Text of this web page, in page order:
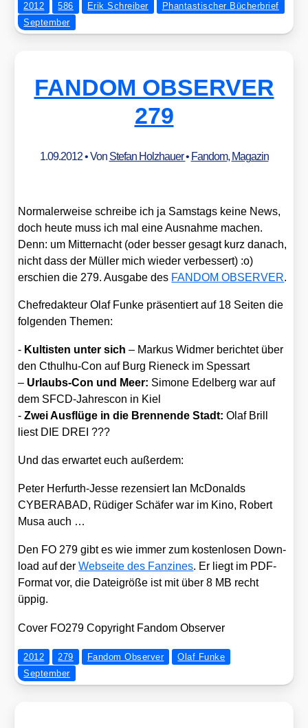
2012 586 Erik Schreiber
Phantastischer Bücherbrief
September
FANDOM OBSERVER
279
1.09.2012• Von Stefan Holzhauer• Fandom, Magazin
Nor­ma­ler­wei­se schrei­be ich ja Sams­tags kei­ne News,
doch heu­te muss ich mal eine Aus­nah­me machen.
Denn: um Mit­ter­nacht (oder bes­ser gesagt kurz danach,
nicht dass der Mül­ler mich wie­der ver­bes­sert) :o)
erschien die 279. Aus­ga­be des FANDOM OBSERVER.
Chef­re­dak­teur Olaf Fun­ke prä­sen­tiert auf 18 Sei­ten die
fol­gen­den The­men:
- Kul­tis­ten unter sich – Mar­kus Wid­mer berich­tet über
den Cthul­hu-Con auf Burg Rieneck im Spes­sart
– Urlaubs-Con und Meer: Simo­ne Edel­berg war auf
dem SFCD-Jah­res­con in Kiel
- Zwei Aus­flü­ge in die Bren­nen­de Stadt: Olaf Brill
liest DIE DREI ???
Und das erwar­tet euch außer­dem:
Peter Her­furth-Jes­se rezen­siert Ian McDo­nalds
CYBERABAD, Rüdi­ger Schä­fer war im Kino, Robert
Musa auch …
Den FO 279 gibt es wie immer zum kos­ten­lo­sen Down­
load auf derWeb­sei­te des Fan­zines. Er liegt im PDF-
For­mat vor, die Datei­grö­ße ist mit über 8 MB recht
üppig.
Cover FO279 Copy­right Fan­dom Obser­ver
2012 279 Fandom Observer
Olaf Funke
September